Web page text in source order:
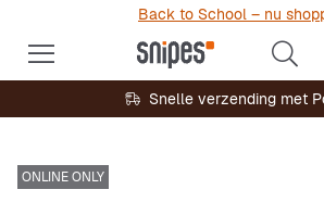
Back to School – nu
Snelle verzending met
ONLINE ONLY